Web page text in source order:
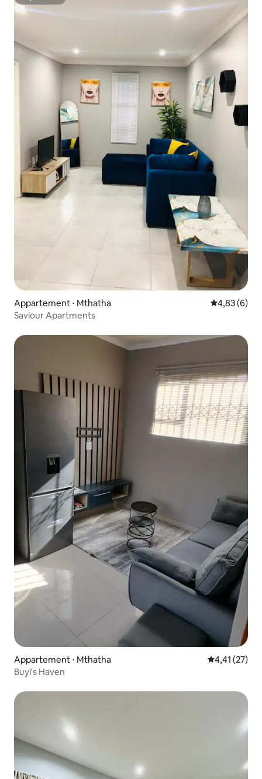
Appartement ⋅ Mthatha Évaluation
4,83 (6)
Saviour Apartments
Appartement ⋅ Mthatha Évaluation
4,41 (27)
Buyi's Haven